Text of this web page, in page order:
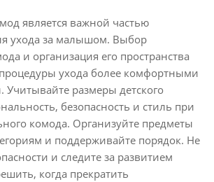
является важной частью
ухода за малышом. Выбор
и организация его пространства
процедуры ухода более комфортными
размеры детского
безопасность и стиль при
комода. Организуйте предметы
и поддерживайте порядок. Не
и следите за развитием
когда прекратить